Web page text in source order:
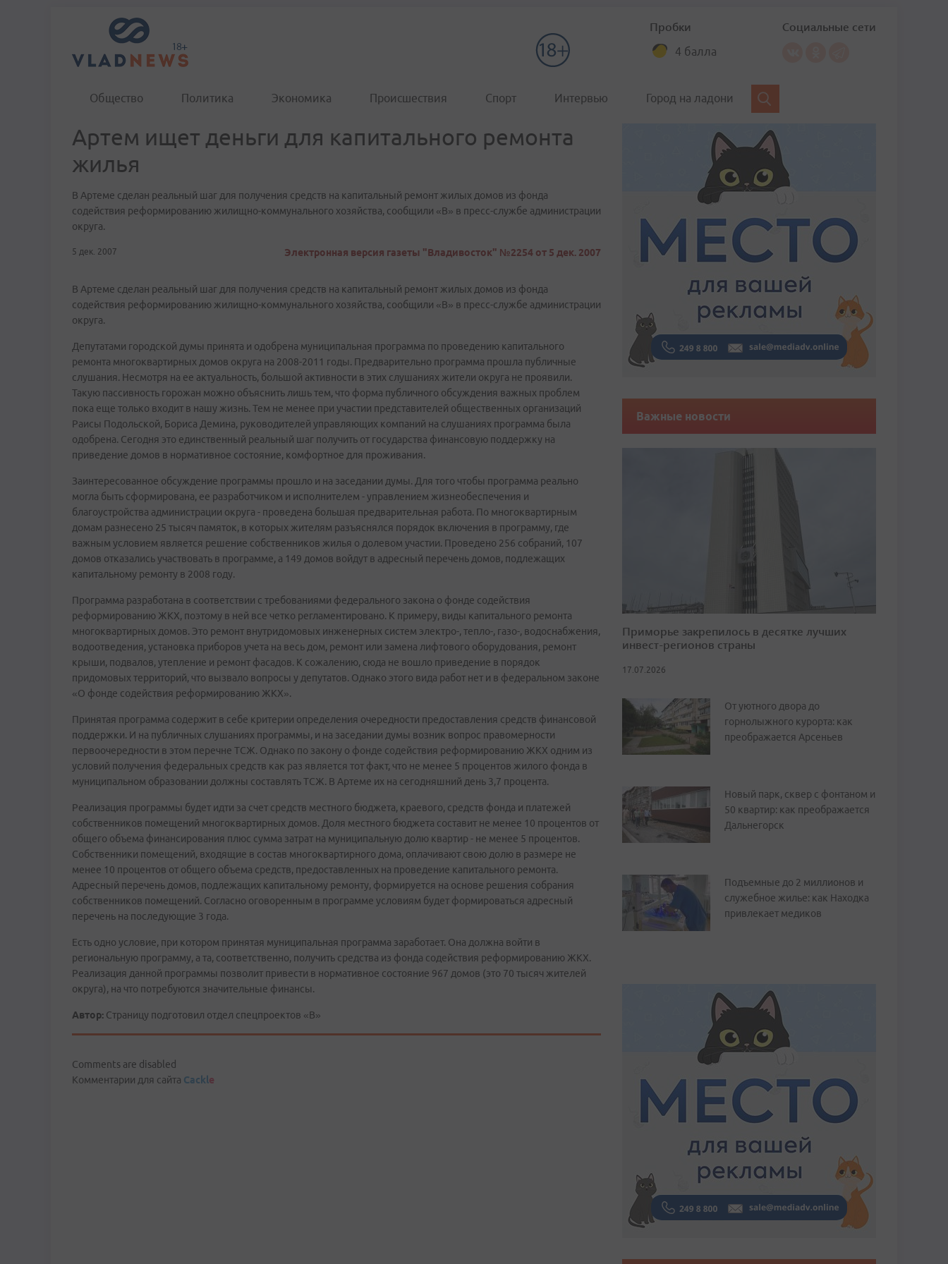
Пробки
4 балла
Социальные сети
Общество Политика Экономика Происшествия Спорт Интервью Город на ладони
Артем ищет деньги для капитального ремонта
жилья
В Артеме сделан реальный шаг для получения средств на капитальный ремонт жилых домов из фонда
содействия реформированию жилищно-коммунального хозяйства, сообщили «В» в пресс-службе администрации
округа.
5 дек. 2007 Электронная версия газеты "Владивосток" №2254 от 5 дек. 2007
В Артеме сделан реальный шаг для получения средств на капитальный ремонт жилых домов из фонда
содействия реформированию жилищно-коммунального хозяйства, сообщили «В» в пресс-службе администрации
округа.
Депутатами городской думы принята и одобрена муниципальная программа по проведению капитального
ремонта многоквартирных домов округа на 2008-2011 годы. Предварительно программа прошла публичные
слушания. Несмотря на ее актуальность, большой активности в этих слушаниях жители округа не проявили.
Такую пассивность горожан можно объяснить лишь тем, что форма публичного обсуждения важных проблем
пока еще только входит в нашу жизнь. Тем не менее при участии представителей общественных организаций
Раисы Подольской, Бориса Демина, руководителей управляющих компаний на слушаниях программа была
одобрена. Сегодня это единственный реальный шаг получить от государства финансовую поддержку на
приведение домов в нормативное состояние, комфортное для проживания.
Заинтересованное обсуждение программы прошло и на заседании думы. Для того чтобы программа реально
могла быть сформирована, ее разработчиком и исполнителем - управлением жизнеобеспечения и
благоустройства администрации округа - проведена большая предварительная работа. По многоквартирным
домам разнесено 25 тысяч памяток, в которых жителям разъяснялся порядок включения в программу, где
важным условием является решение собственников жилья о долевом участии. Проведено 256 собраний, 107
домов отказались участвовать в программе, а 149 домов войдут в адресный перечень домов, подлежащих
капитальному ремонту в 2008 году.
Программа разработана в соответствии с требованиями федерального закона о фонде содействия
реформированию ЖКХ, поэтому в ней все четко регламентировано. К примеру, виды капитального ремонта
многоквартирных домов. Это ремонт внутридомовых инженерных систем электро-, тепло-, газо-, водоснабжения,
водоотведения, установка приборов учета на весь дом, ремонт или замена лифтового оборудования, ремонт
крыши, подвалов, утепление и ремонт фасадов. К сожалению, сюда не вошло приведение в порядок
придомовых территорий, что вызвало вопросы у депутатов. Однако этого вида работ нет и в федеральном законе
«О фонде содействия реформированию ЖКХ».
Принятая программа содержит в себе критерии определения очередности предоставления средств финансовой
поддержки. И на публичных слушаниях программы, и на заседании думы возник вопрос правомерности
первоочередности в этом перечне ТСЖ. Однако по закону о фонде содействия реформированию ЖКХ одним из
условий получения федеральных средств как раз является тот факт, что не менее 5 процентов жилого фонда в
муниципальном образовании должны составлять ТСЖ. В Артеме их на сегодняшний день 3,7 процента.
Реализация программы будет идти за счет средств местного бюджета, краевого, средств фонда и платежей
собственников помещений многоквартирных домов. Доля местного бюджета составит не менее 10 процентов от
общего объема финансирования плюс сумма затрат на муниципальную долю квартир - не менее 5 процентов.
Собственники помещений, входящие в состав многоквартирного дома, оплачивают свою долю в размере не
менее 10 процентов от общего объема средств, предоставленных на проведение капитального ремонта.
Адресный перечень домов, подлежащих капитальному ремонту, формируется на основе решения собрания
собственников помещений. Согласно оговоренным в программе условиям будет формироваться адресный
перечень на последующие 3 года.
Есть одно условие, при котором принятая муниципальная программа заработает. Она должна войти в
региональную программу, а та, соответственно, получить средства из фонда содействия реформированию ЖКХ.
Реализация данной программы позволит привести в нормативное состояние 967 домов (это 70 тысяч жителей
округа), на что потребуются значительные финансы.
Автор: Страницу подготовил отдел спецпроектов «В»
Comments are disabled
Комментарии для сайта Cackle
Важные новости
Приморье закрепилось в десятке лучших
инвест-регионов страны
17.07.2026
От уютного двора до
горнолыжного курорта: как
преображается Арсеньев
Новый парк, сквер с фонтаном и
50 квартир: как преображается
Дальнегорск
Подъемные до 2 миллионов и
служебное жилье: как Находка
привлекает медиков